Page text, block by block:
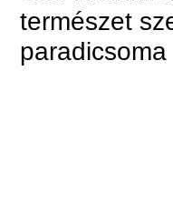
természet
paradicsoma